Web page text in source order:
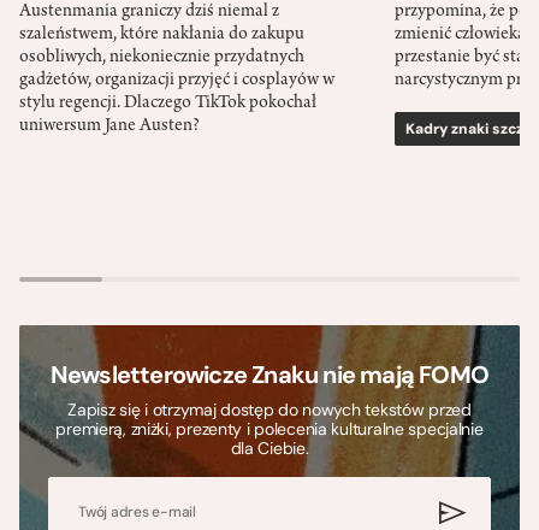
Austenmania graniczy dziś niemal z
szaleństwem, które nakłania do zakupu
osobliwych, niekoniecznie przydatnych
gadżetów, organizacji przyjęć i cosplayów w
stylu regencji. Dlaczego TikTok pokochał
uniwersum Jane Austen?
przypomina, że
zmienić człowieka
przestanie być
narcystycznym
Kadry znaki
Newsletterowicze Znaku nie mają FOMO
Zapisz się i otrzymaj dostęp do nowych tekstów przed
premierą, zniżki, prezenty i polecenia kulturalne specjalnie
dla Ciebie.